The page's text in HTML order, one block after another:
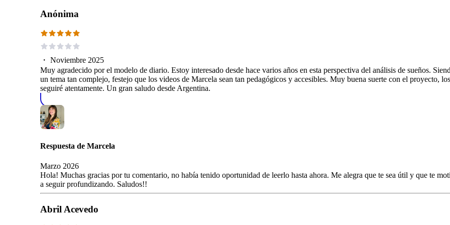
Anónima
・ Noviembre 2025
Muy agradecido por el modelo de diario. Estoy interesado desde hace varios años en esta perspectiva del análisis de sueños.
un tema tan complejo, festejo que los videos de Marcela sean tan pedagógicos y accesibles. Muy buena suerte con el proyecto, los
seguiré atentamente. Un gran saludo desde Argentina.
Respuesta de Marcela
Marzo 2026
Hola! Muchas gracias por tu comentario, no había tenido oportunidad de leerlo hasta ahora. Me alegra que te sea útil y que te
a seguir profundizando. Saludos!!
Abril Acevedo